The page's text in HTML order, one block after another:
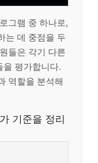
그램 중 하나로,
는 데 중점을 두
들은 각기 다른
을 평가합니다.
역할을 분석해
기준을 정리